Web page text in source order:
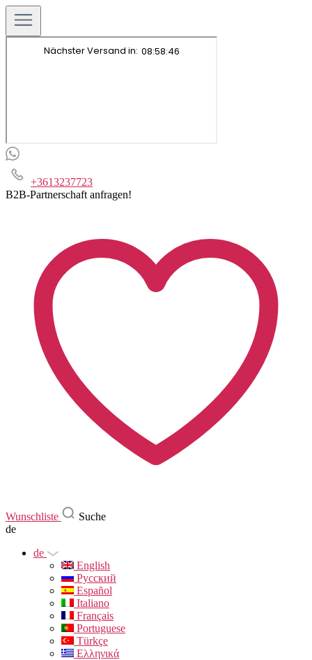
+3613237723
B2B-Partnerschaft anfragen!
Wunschliste
Suche
de
de
English
Русский
Español
Italiano
Français
Portuguese
Türkçe
Ελληνικά